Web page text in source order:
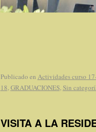
Publicado en Actividades curso
18,GRADUACIONES,Sin
VISITA A LA